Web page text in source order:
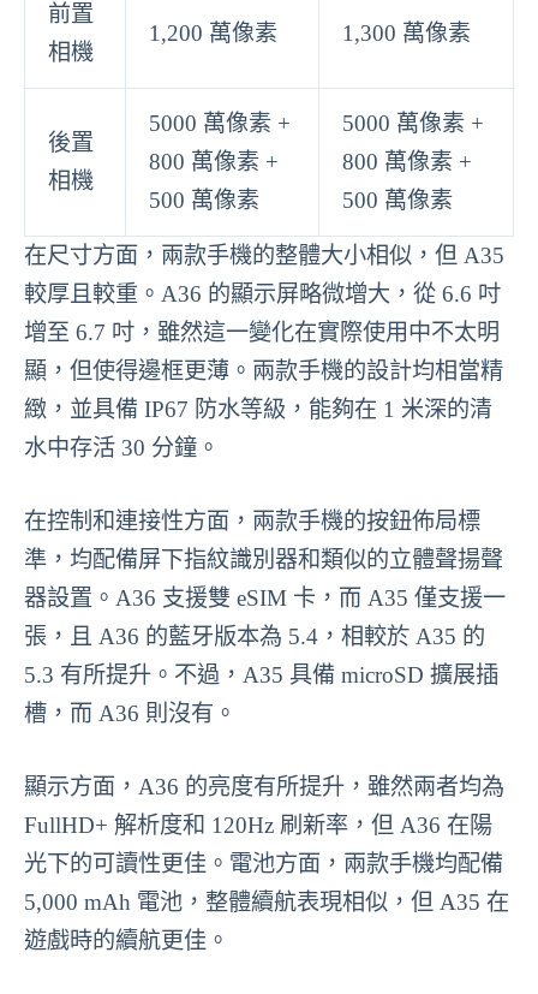
前置
相機
1,200 萬像素 1,300 萬像素
後置
相機
5000 萬像素 +
800 萬像素 +
500 萬像素
5000 萬像素 +
800 萬像素 +
500 萬像素
在尺寸方面，兩款手機的整體大小相似，但 A35
較厚且較重。A36 的顯示屏略微增大，從 6.6 吋
增至 6.7 吋，雖然這一變化在實際使用中不太明
顯，但使得邊框更薄。兩款手機的設計均相當精
緻，並具備 IP67 防水等級，能夠在 1 米深的清
水中存活 30 分鐘。
在控制和連接性方面，兩款手機的按鈕佈局標
準，均配備屏下指紋識別器和類似的立體聲揚聲
器設置。A36 支援雙 eSIM 卡，而 A35 僅支援一
張，且 A36 的藍牙版本為 5.4，相較於 A35 的
5.3 有所提升。不過，A35 具備 microSD 擴展插
槽，而 A36 則沒有。
顯示方面，A36 的亮度有所提升，雖然兩者均為
FullHD+ 解析度和 120Hz 刷新率，但 A36 在陽
光下的可讀性更佳。電池方面，兩款手機均配備
5,000 mAh 電池，整體續航表現相似，但 A35 在
遊戲時的續航更佳。